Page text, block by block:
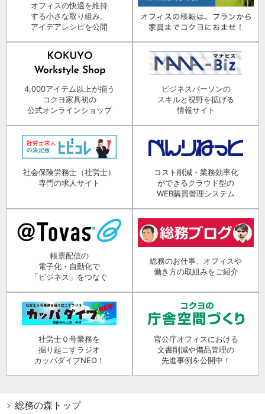
オフィスの快適を維持
する小さな取り組み。
アイデアレシピを公開
4,000アイテム以上が揃う
コクヨ家具初の
公式オンラインショップ
ビジネスパーソンの
スキルと視野を拡げる
情報サイト
社会保険労務士（社労士）
専門の求人サイト
コスト削減・業務効率化
ができるクラウド型の
WEB購買管理システム
帳票配信の
電子化・自動化で
「ビジネス」をつなぐ
総務のお仕事、オフィスや
働き方の取組みをご紹介
社労士０号業務を
掘り起こすラジオ
カッパダイブNEO！
官公庁オフィスにおける
文書削減や備品管理の
先進事例を公開中！
総務の森トップ